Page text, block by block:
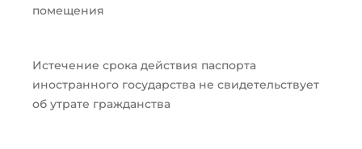
помещения
Истечение срока действия паспорта
иностранного государства не свидетельствует
об утрате гражданства